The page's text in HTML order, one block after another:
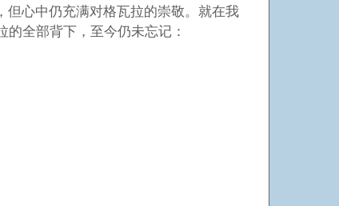
但心中仍充满对格瓦拉的崇敬。就在我
全部背下，至今仍未忘记：